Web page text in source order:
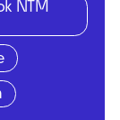
NTM